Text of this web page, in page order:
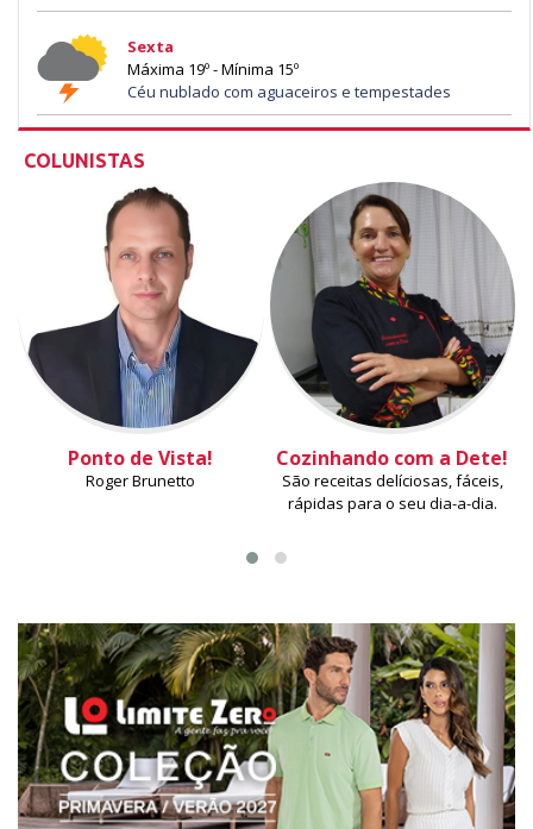
Sexta
Máxima 19º - Mínima 15º
Céu nublado com aguaceiros e tempestades
COLUNISTAS
Ponto de Vista!
Roger Brunetto
Cozinhando com a Dete!
São receitas delíciosas, fáceis,
rápidas para o seu dia-a-dia.